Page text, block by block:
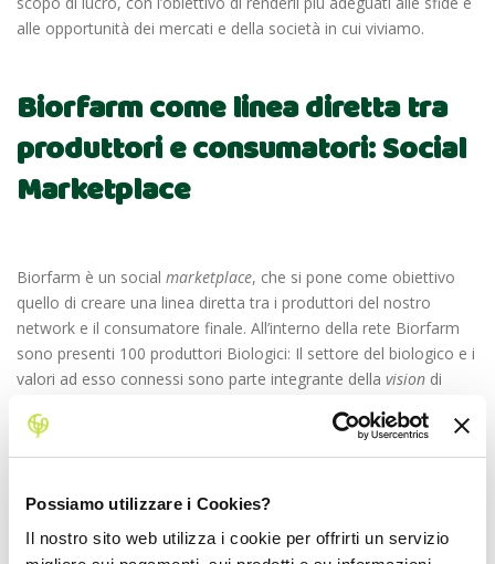
Possiamo utilizzare i Cookies?
Il nostro sito web utilizza i cookie per offrirti un servizio
alle opportunità dei mercati e della società in cui viviamo.
Biorfarm come linea diretta tra
produttori e consumatori: Social
Marketplace
Biorfarm è un social marketplace, che si pone come obiettivo
quello di creare una linea diretta tra i produttori del nostro
network e il consumatore finale. All’interno della rete Biorfarm
sono presenti 100 produttori Biologici: Il settore del biologico e i
valori ad esso connessi sono parte integrante della vision di
ambientali sono diventate centrali nel dibattito pubblico il nostro
sistema agroalimentare si è posto l’obiettivo di rispondere
agricoltori biologici insieme ai cittadini consumatori stanno
affrontando tale contesto proponendo un nuovo modello
alimentare.